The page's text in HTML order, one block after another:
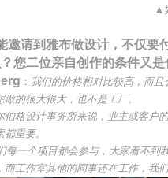
▲
邀请到雅布做设计，不仅要
您二位亲自创作的条件又是
： 我们的价格相对比较高，而
的很大很大，也不是工厂。
设计事务所来说，业主或客户的
重要。
每一个项目都会参与，大家看不到
而工作室其他的同事还在工作，我